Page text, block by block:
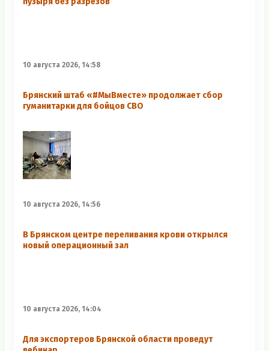
10 августа 2026, 14:58
Брянский штаб «#МыВместе» продолжает сбор
гуманитарки для бойцов СВО
10 августа 2026, 14:56
В Брянском центре переливания крови открылся
новый операционный зал
10 августа 2026, 14:04
Для экспортеров Брянской области проведут